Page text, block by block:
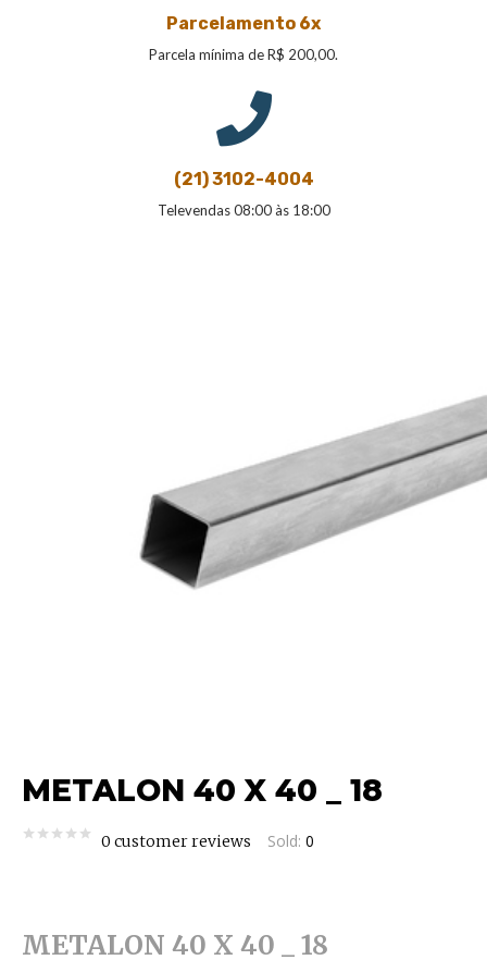
Parcelamento 6x
Parcela mínima de R$ 200,00.
(21) 3102-4004
Televendas 08:00 às 18:00
METALON 40 X 40 _ 18
0 customer reviews Sold: 0
METALON 40 X 40 _ 18